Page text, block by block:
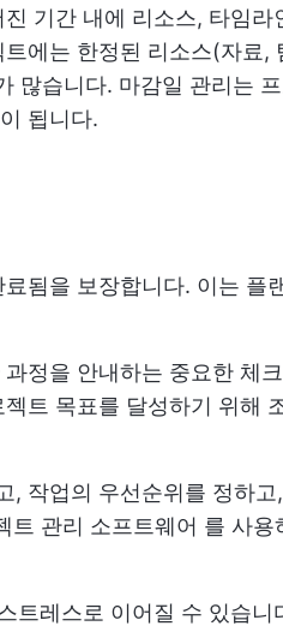
기간 내에 리소스, 타임라
에는 한정된 리소스(자료,
많습니다. 마감일 관리는
됩니다.
됨을 보장합니다. 이는 플
정을 안내하는 중요한 체
트 목표를 달성하기 위해
, 작업의 우선순위를 정하고
트 관리 소프트웨어 를 사용
트레스로 이어질 수 있습니